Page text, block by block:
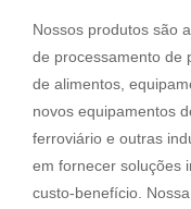
Nossos produtos são
de processamento de
de alimentos,
novos equipamentos
ferroviário e outras
em fornecer soluções
custo-benefício.